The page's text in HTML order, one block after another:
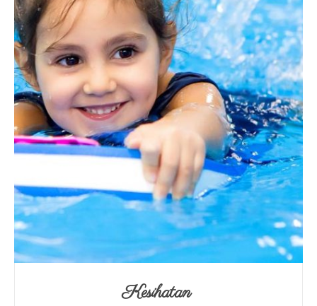
Kesihatan